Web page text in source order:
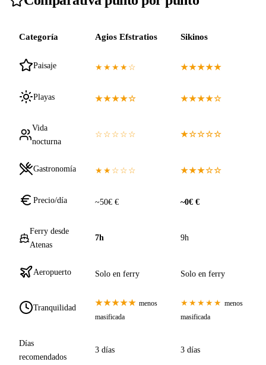
Categoría Agios Efstratios Sikinos
Paisaje ★★★★☆ ★★★★★
Playas ★★★★☆ ★★★★☆
Vida
nocturna
☆☆☆☆☆ ★☆☆☆☆
Gastronomía ★★☆☆☆ ★★★☆☆
Precio/día ~50€ € ~0€ €
Ferry desde
Atenas
7h 9h
Aeropuerto Solo en ferry Solo en ferry
Tranquilidad ★★★★★ menos
masificada
★★★★★ menos
masificada
Días
recomendados
3 días 3 días